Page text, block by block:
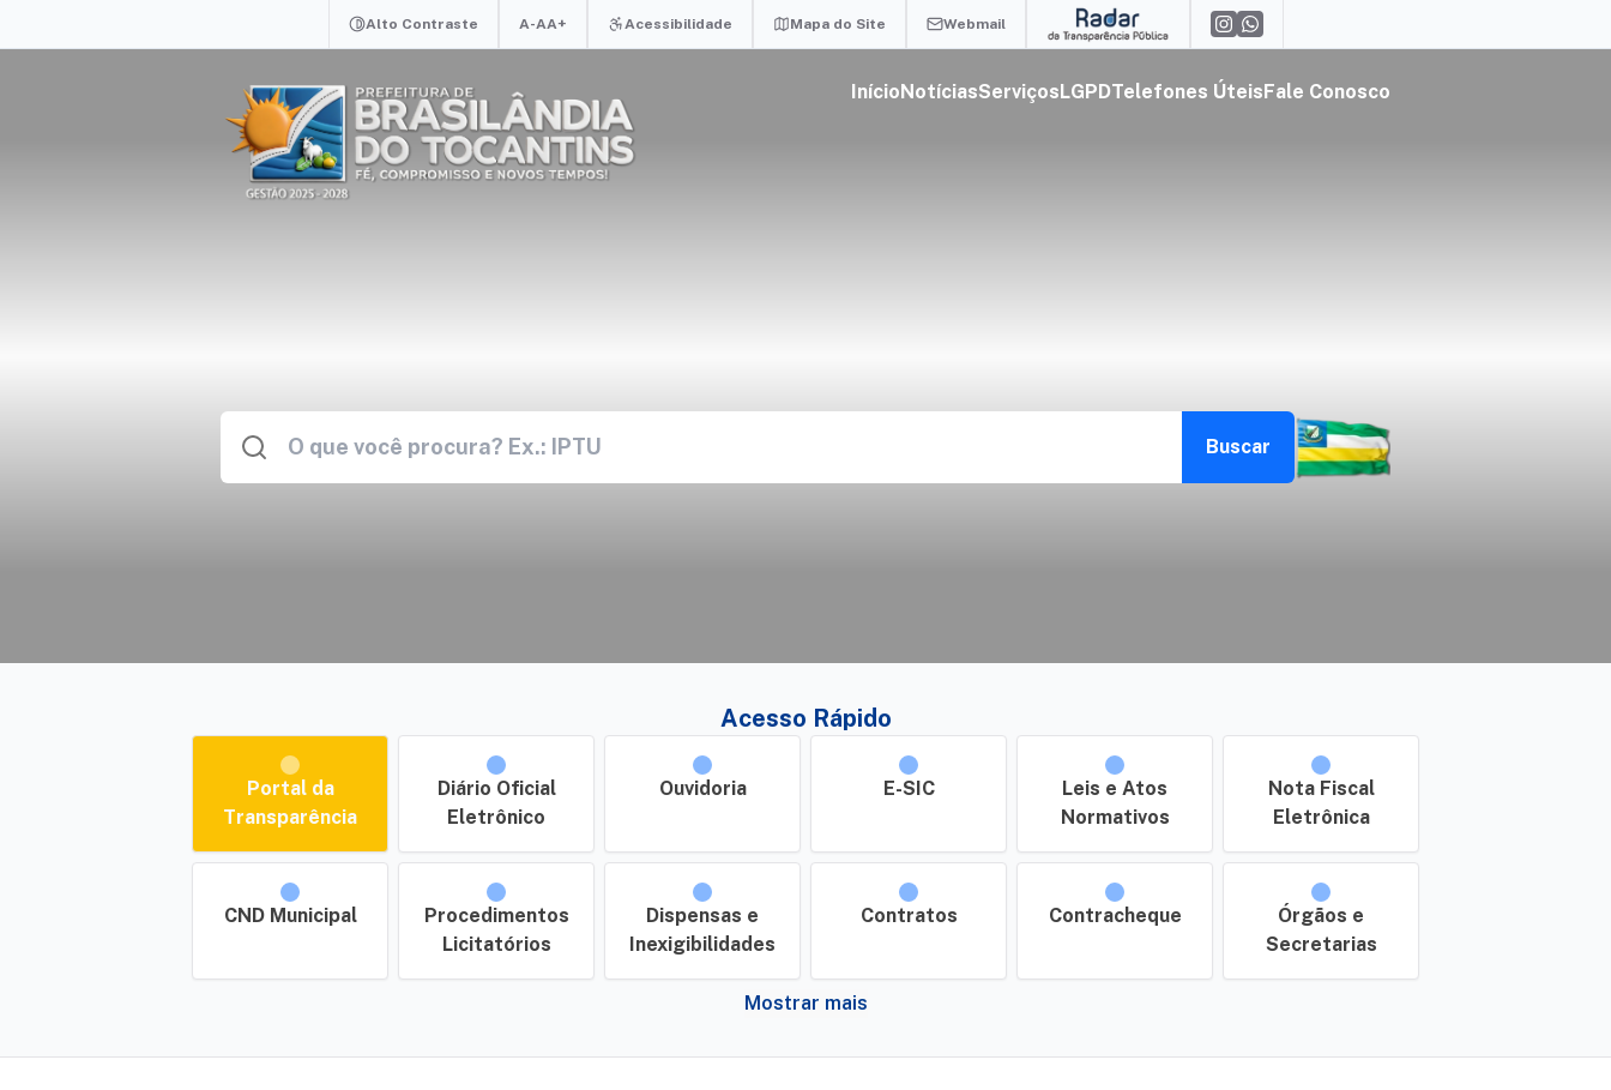
Alto Contraste A-AA+ Acessibilidade Mapa do Site Webmail
Início NotíciasServiços LGPDTelefones Úteis Fale Conosco
Buscar
Acesso Rápido
Portal da
Transparência
Diário Oficial
Eletrônico
Ouvidoria E-SIC
Leis e Atos
Normativos
Nota Fiscal
Eletrônica
CND Municipal
Procedimentos
Licitatórios
Dispensas e
Inexigibilidades
Contratos Contracheque
Órgãos e
Secretarias
Mostrar mais